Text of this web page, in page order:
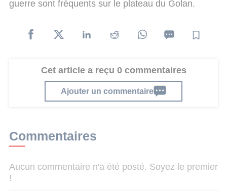
guerre sont fréquents sur le plateau du Golan.
Cet article a reçu 0 commentaires
Ajouter un commentaire
Commentaires
Aucun commentaire n'a été posté. Soyez le premier
!